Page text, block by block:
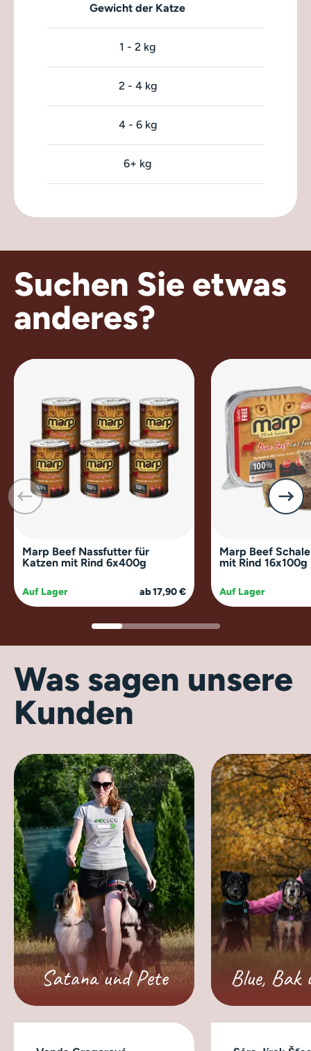
Gewicht der Katze
1 - 2 kg
2 - 4 kg
4 - 6 kg
6+ kg
Suchen Sie etwas
anderes?
Marp Beef Nassfutter für
Katzen mit Rind 6x400g
Auf Lager ab 17,90 €
Marp Beef
mit Rind 16x100g
Auf Lager
Was sagen unsere
Kunden
Satana und Pete Blue, Bak